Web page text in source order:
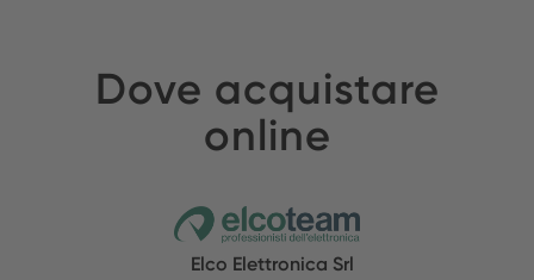
Dove acquistare
online
Elco Elettronica Srl